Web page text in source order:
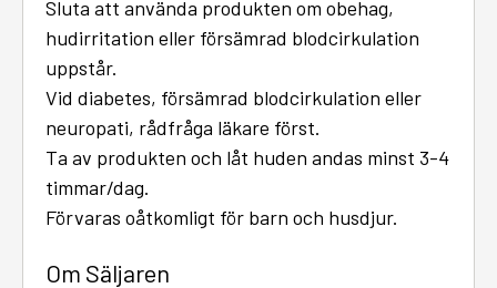
Sluta att använda produkten om obehag,
hudirritation eller försämrad blodcirkulation
uppstår.
Vid diabetes, försämrad blodcirkulation eller
neuropati, rådfråga läkare först.
Ta av produkten och låt huden andas minst 3-4
timmar/dag.
Förvaras oåtkomligt för barn och husdjur.
Om Säljaren